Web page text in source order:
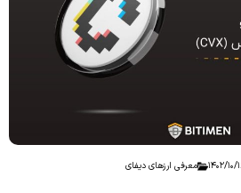
معرفی ارزهای دیفای